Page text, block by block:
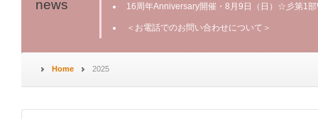
news 16周年Anniversary開催・8月9日（日）☆彡第1
＜お電話でのお問い合わせについて＞
Home 2025